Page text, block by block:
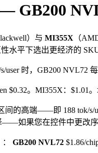
— GB200
）与 MI355X （
水平下选出更经济的
s/user 时，GB200
$0.32。MI355X：$1.01
间的高端——即 188 tok/
——如果您在控件中更改
GB200 NVL72 $1.86/